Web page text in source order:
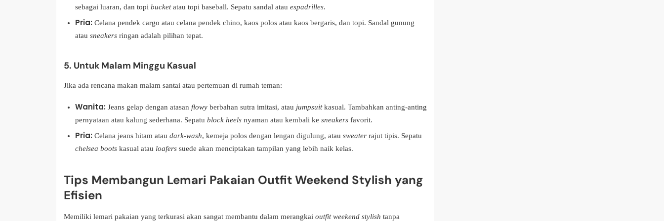
sebagai luaran, dan topi bucketatau topi baseball. Sepatu sandal atau espadrilles.
Pria: Celana pendek cargo atau celana pendek chino, kaos polos atau kaos bergaris, dan topi. Sandal gunung
atau sneakersringan adalah pilihan tepat.
5. Untuk Malam Minggu Kasual
Jika ada rencana makan malam santai atau pertemuan di rumah teman:
Wanita: Jeans gelap dengan atasan flowyberbahan sutra imitasi, atau jumpsuitkasual. Tambahkan anting-anting
pernyataan atau kalung sederhana. Sepatu block heelsnyaman atau kembali ke sneakersfavorit.
Pria: Celana jeans hitam atau dark-wash, kemeja polos dengan lengan digulung, atau sweaterrajut tipis. Sepatu
chelsea bootskasual atau loaferssuede akan menciptakan tampilan yang lebih naik kelas.
Tips Membangun Lemari Pakaian Outfit Weekend Stylish yang
Efisien
Memiliki lemari pakaian yang terkurasi akan sangat membantu dalam merangkai outfit weekend stylish tanpa